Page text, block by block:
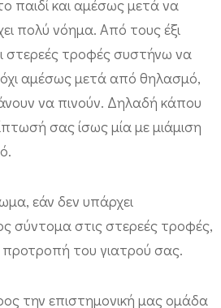
παιδί και αμέσως μετά να
πολύ νόημα. Από τους έξι
στερεές τροφές συστήνω να
αμέσως μετά από θηλασμό,
να πινούν. Δηλαδή κάπου
σας ίσως μία με μιάμιση
εάν δεν υπάρχει
σύντομα στις στερεές τροφές,
του γιατρού σας.
την επιστημονική μας ομάδα